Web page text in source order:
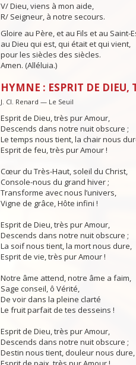
V/ Dieu, viens à mon aide,
R/ Seigneur, à notre secours.
Gloire au Père, et au Fils et au Saint-
au Dieu qui est, qui était et qui vient,
pour les siècles des siècles.
Amen. (Alléluia.)
HYMNE : ESPRIT DE DIEU,
J. Cl. Renard — Le Seuil
Esprit de Dieu, très pur Amour,
Descends dans notre nuit obscure ;
Le temps nous tient, la chair nous
Esprit de feu, très pur Amour !
Cœur du Très-Haut, soleil du Christ,
Console-nous du grand hiver ;
Transforme avec nous l’univers,
Vigne de grâce, Hôte infini !
Esprit de Dieu, très pur Amour,
Descends dans notre nuit obscure ;
La soif nous tient, la mort nous dure,
Esprit de vie, très pur Amour !
Notre âme attend, notre âme a faim,
Sage conseil, ô Vérité,
De voir dans la pleine clarté
Le fruit parfait de tes desseins !
Esprit de Dieu, très pur Amour,
Descends dans notre nuit obscure ;
Destin nous tient, douleur nous dure,